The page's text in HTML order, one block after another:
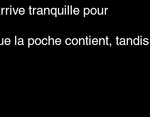
tranquille pour
la poche contient, tandis